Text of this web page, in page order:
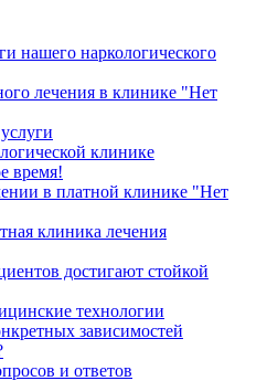
нашего наркологического
лечения в клинике "Нет
клинике
время!
в платной клинике "Нет
клиника лечения
достигают стойкой
технологии
зависимостей
и ответов